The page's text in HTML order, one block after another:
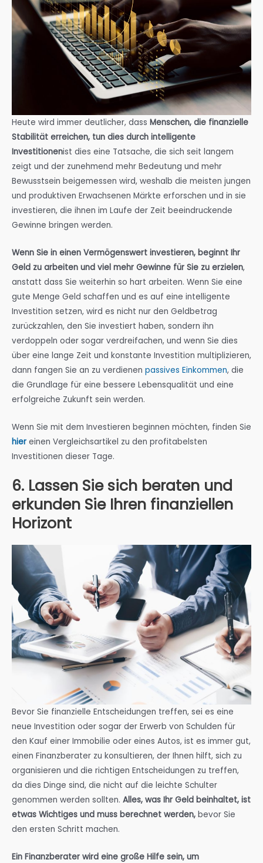
Heute wird immer deutlicher, dass Menschen, die finanzielle
Stabilität erreichen, tun dies durch intelligente
Investitionenist dies eine Tatsache, die sich seit langem
zeigt und der zunehmend mehr Bedeutung und mehr
Bewusstsein beigemessen wird, weshalb die meisten jungen
und produktiven Erwachsenen Märkte erforschen und in sie
investieren, die ihnen im Laufe der Zeit beeindruckende
Gewinne bringen werden.
Wenn Sie in einen Vermögenswert investieren, beginnt Ihr
Geld zu arbeiten und viel mehr Gewinne für Sie zu erzielen,
anstatt dass Sie weiterhin so hart arbeiten. Wenn Sie eine
gute Menge Geld schaffen und es auf eine intelligente
Investition setzen, wird es nicht nur den Geldbetrag
zurückzahlen, den Sie investiert haben, sondern ihn
verdoppeln oder sogar verdreifachen, und wenn Sie dies
über eine lange Zeit und konstante Investition multiplizieren,
dann fangen Sie an zu verdienen passives Einkommen, die
die Grundlage für eine bessere Lebensqualität und eine
erfolgreiche Zukunft sein werden.
Wenn Sie mit dem Investieren beginnen möchten, finden Sie
hier einen Vergleichsartikel zu den profitabelsten
Investitionen dieser Tage.
6. Lassen Sie sich beraten und
erkunden Sie Ihren finanziellen
Horizont
Bevor Sie finanzielle Entscheidungen treffen, sei es eine
neue Investition oder sogar der Erwerb von Schulden für
den Kauf einer Immobilie oder eines Autos, ist es immer gut,
einen Finanzberater zu konsultieren, der Ihnen hilft, sich zu
organisieren und die richtigen Entscheidungen zu treffen,
da dies Dinge sind, die nicht auf die leichte Schulter
genommen werden sollten. Alles, was Ihr Geld beinhaltet, ist
etwas Wichtiges und muss berechnet werden, bevor Sie
den ersten Schritt machen.
Ein Finanzberater wird eine große Hilfe sein, um